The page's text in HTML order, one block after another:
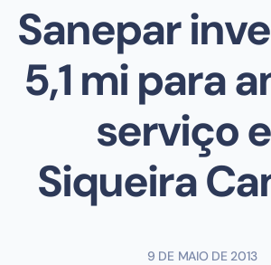
Sanepar
5,1 mi para
serviço
Siqueira
9 DE MAIO DE 2013